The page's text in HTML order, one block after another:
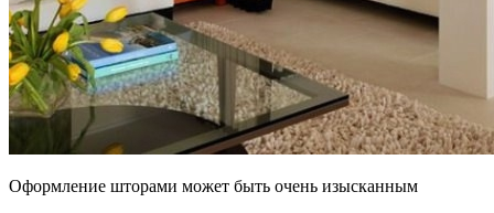
Оформление шторами может быть очень изысканным